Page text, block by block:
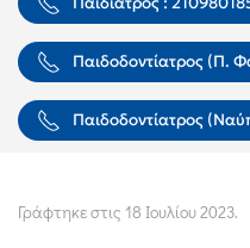
Παιδοδοντίατρος (Π.
Παιδοδοντίατρος
Γράφτηκε στις 18 Ιουλίου 2023.